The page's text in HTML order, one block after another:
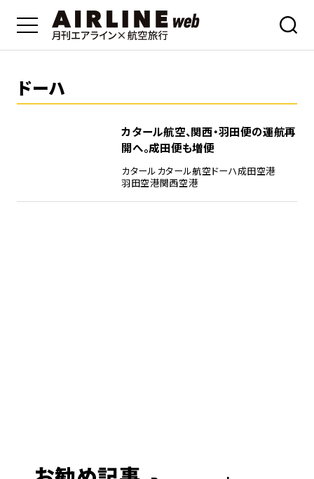
ドーハ
カタール航空、関西・羽田便の運航再
開へ。成田便も増便
カタール カタール航空ドーハ成田空港
羽田空港関西空港